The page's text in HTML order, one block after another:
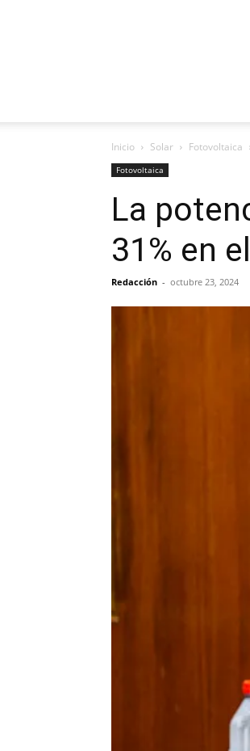
Inicio Solar Fotovoltaica
Fotovoltaica
La
31% en
Redacción - octubre 23, 2024